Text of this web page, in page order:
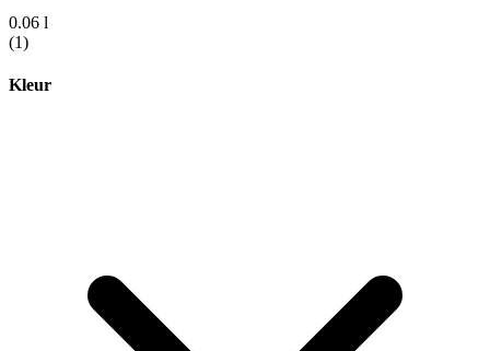
0.06 l
(1)
Kleur